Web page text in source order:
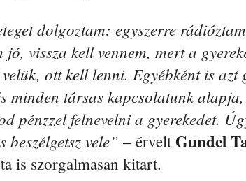
dolgoztam: egyszerre
jó, vissza kell vennem, mert a
ott kell lenni. Egyébként is
minden társas kapcsolatunk
pénzzel felnevelni a gyerekedet.
beszélgetsz vele” – érveltGundel
is szorgalmasan kitart.